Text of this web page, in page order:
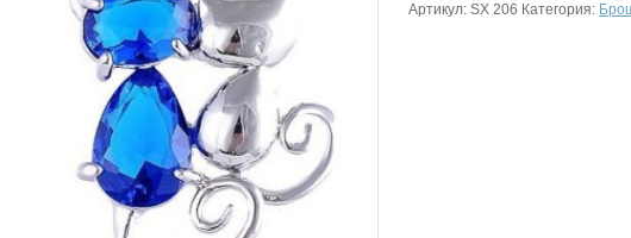
Артикул:SX 206 Категория: